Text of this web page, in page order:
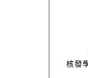
核發